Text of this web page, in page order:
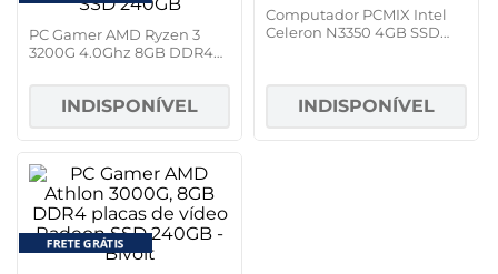
PC Gamer AMD Ryzen 3
3200G 4.0Ghz 8GB DDR4
INDISPONÍVEL
Computador PCMIX Intel
Celeron N3350 4GB SSD
INDISPONÍVEL